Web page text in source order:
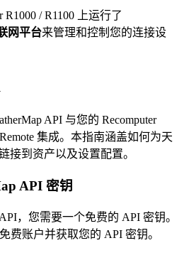
/ R1100 上运行了
网平台来管理和控制您的连接设
API 与您的 Recomputer
集成。本指南涵盖如何为天
接到资产以及设置配置。
API 密钥
，您需要一个免费的 API 密钥。
费账户并获取您的 API 密钥。